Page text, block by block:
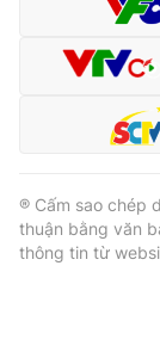
® Cấm sao chép
thuận bằng văn
thông tin từ